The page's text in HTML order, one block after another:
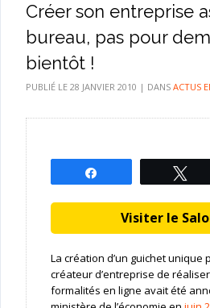
Créer son entreprise
bureau, pas pour
bientôt !
PUBLIÉ LE 28 JANVIER 2010 | DANS ACTUS
Visiter le
La création d’un guichet unique
créateur d’entreprise de
formalités en ligne avait été